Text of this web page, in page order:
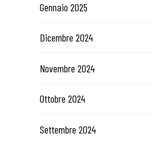
Gennaio 2025
Dicembre 2024
Novembre 2024
Ottobre 2024
Settembre 2024